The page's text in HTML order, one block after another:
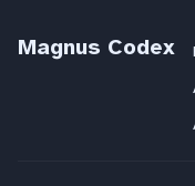
Magnus Codex